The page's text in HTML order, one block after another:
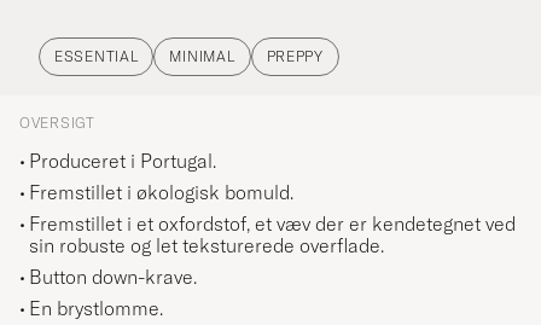
ESSENTIAL MINIMAL PREPPY
OVERSIGT
Produceret i Portugal.
Fremstillet i økologisk bomuld.
Fremstillet i et oxfordstof, et væv der er kendetegnet ved
sin robuste og let teksturerede overflade.
Button down-krave.
En brystlomme.